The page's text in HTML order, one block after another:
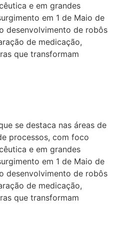
e em grandes
em 1 de Maio de
desenvolvimento de robôs
de medicação,
que transformam
se destaca nas áreas de
processos, com foco
e em grandes
em 1 de Maio de
desenvolvimento de robôs
de medicação,
que transformam